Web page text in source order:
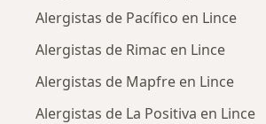
Alergistas de Pacífico en Lince
Alergistas de Rimac en Lince
Alergistas de Mapfre en Lince
Alergistas de La Positiva en Lince